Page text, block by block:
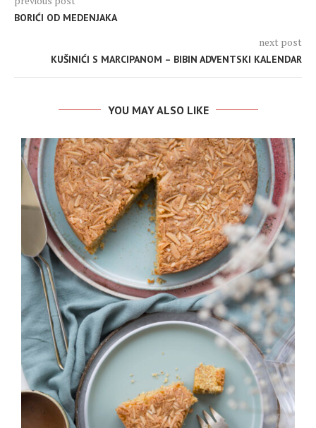
BORIĆI OD MEDENJAKA
next post
KUŠINIĆI S MARCIPANOM – BIBIN ADVENTSKI KALENDAR
YOU MAY ALSO LIKE